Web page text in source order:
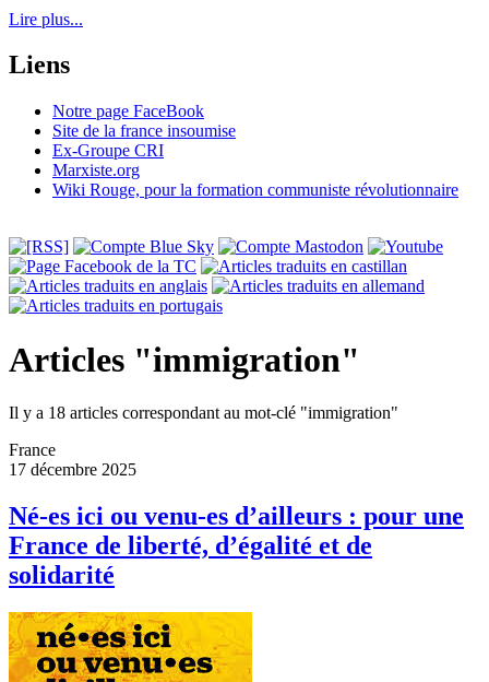
Lire plus...
Liens
Notre page FaceBook
Site de la france insoumise
Ex-Groupe CRI
Marxiste.org
Wiki Rouge, pour la formation communiste révolutionnaire
Articles "immigration"
Il y a 18 articles correspondant au mot-clé "immigration"
France
17 décembre 2025
Né-es ici ou venu-es d’ailleurs : pour une
France de liberté, d’égalité et de
solidarité